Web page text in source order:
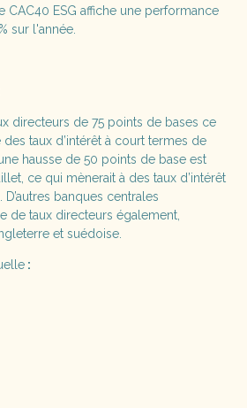
CAC40 ESG affiche une performance
sur l'année.
directeurs de 75 points de bases ce
taux d’intérêt à court termes de
une hausse de 50 points de base est
ce qui mènerait à des taux d’intérêt
D’autres banques centrales
de taux directeurs également,
et suédoise.
: